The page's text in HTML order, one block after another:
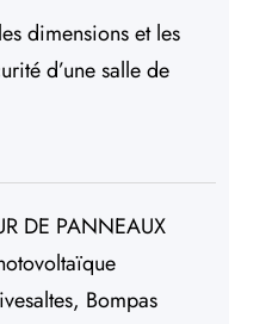
dimensions et les
d’une salle de
DE PANNEAUX
Bompas